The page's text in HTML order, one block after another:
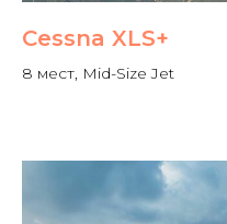
Cessna XLS+
8 мест, Mid-Size Jet